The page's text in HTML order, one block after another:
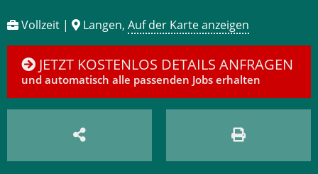
Vollzeit | Langen, Auf der Karte anzeigen
JETZT KOSTENLOS DETAILS ANFRAGEN
und automatisch alle passenden Jobs erhalten